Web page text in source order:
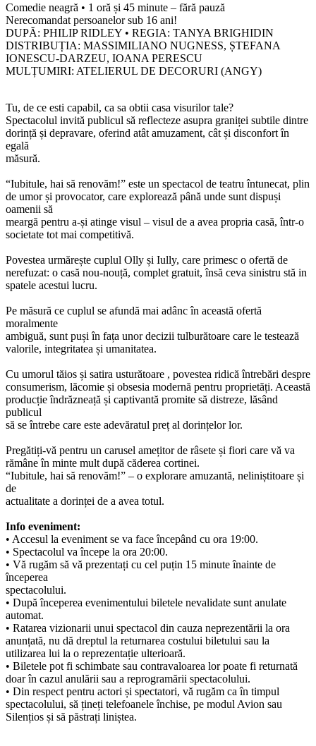
Comedie neagră • 1 oră și 45 minute – fără pauză
Nerecomandat persoanelor sub 16 ani!
DUPĂ: PHILIP RIDLEY • REGIA: TANYA BRIGHIDIN
DISTRIBUȚIA: MASSIMILIANO NUGNESS, ȘTEFANA
IONESCU-DARZEU, IOANA PERESCU
MULȚUMIRI: ATELIERUL DE DECORURI (ANGY)
Tu, de ce esti capabil, ca sa obtii casa visurilor tale?
Spectacolul invită publicul să reflecteze asupra graniței subtile dintre
dorință și depravare, oferind atât amuzament, cât și disconfort în
egală
măsură.
“Iubitule, hai să renovăm!” este un spectacol de teatru întunecat, plin
de umor și provocator, care explorează până unde sunt dispuși
oamenii să
meargă pentru a-și atinge visul – visul de a avea propria casă, într-o
societate tot mai competitivă.
Povestea urmărește cuplul Olly și Iully, care primesc o ofertă de
nerefuzat: o casă nou-nouță, complet gratuit, însă ceva sinistru stă in
spatele acestui lucru.
Pe măsură ce cuplul se afundă mai adânc în această ofertă
moralmente
ambiguă, sunt puși în fața unor decizii tulburătoare care le testează
valorile, integritatea și umanitatea.
Cu umorul tăios și satira usturătoare , povestea ridică întrebări despre
consumerism, lăcomie și obsesia modernă pentru proprietăți. Această
producție îndrăzneață și captivantă promite să distreze, lăsând
publicul
să se întrebe care este adevăratul preț al dorințelor lor.
Pregătiți-vă pentru un carusel amețitor de râsete și fiori care vă va
rămâne în minte mult după căderea cortinei.
“Iubitule, hai să renovăm!” – o explorare amuzantă, neliniștitoare și
de
actualitate a dorinței de a avea totul.
Info eveniment:
• Accesul la eveniment se va face începând cu ora 19:00.
• Spectacolul va începe la ora 20:00.
• Vă rugăm să vă prezentați cu cel puțin 15 minute înainte de
începerea
spectacolului.
• După începerea evenimentului biletele nevalidate sunt anulate
automat.
• Ratarea vizionarii unui spectacol din cauza neprezentării la ora
anunțată, nu dă dreptul la returnarea costului biletului sau la
utilizarea lui la o reprezentație ulterioară.
• Biletele pot fi schimbate sau contravaloarea lor poate fi returnată
doar în cazul anulării sau a reprogramării spectacolului.
• Din respect pentru actori și spectatori, vă rugăm ca în timpul
spectacolului, să țineți telefoanele închise, pe modul Avion sau
Silențios și să păstrați liniștea.